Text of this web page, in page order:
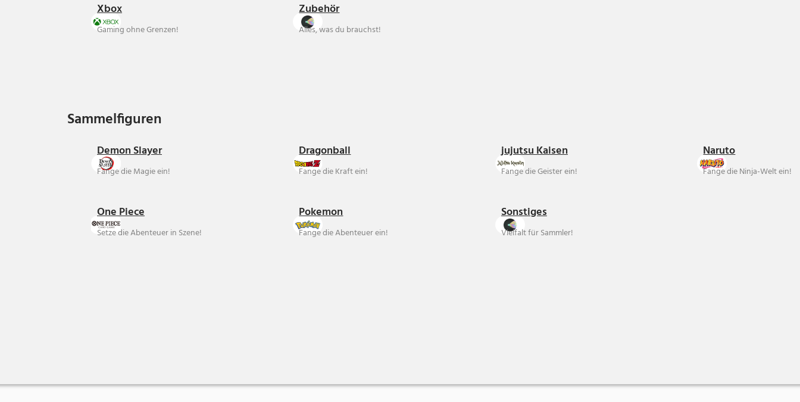
Xbox
Gaming ohne Grenzen!
Zubehör
Alles, was du brauchst!
Sammelfiguren
Demon Slayer
Fange die Magie ein!
Dragonball
Fange die Kraft ein!
jujutsu Kaisen
Fange die Geister ein!
Naruto
Fange die Ninja-Welt ein!
One Piece
Setze die Abenteuer in Szene!
Pokemon
Fange die Abenteuer ein!
Sonstiges
Vielfalt für Sammler!